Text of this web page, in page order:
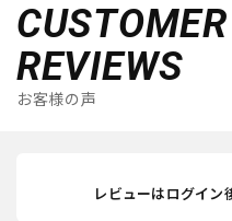
CUSTOMER
REVIEWS
お客様の声
レビューはログイン